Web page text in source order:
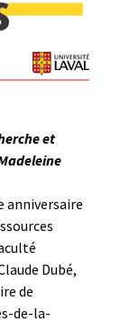
et
anniversaire
Dubé,
de
de-la-